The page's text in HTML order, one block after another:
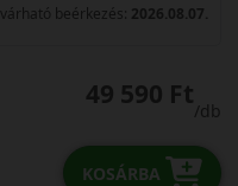
várható beérkezés: 2026.08.07.
49 590 Ft
/db
KOSÁRBA